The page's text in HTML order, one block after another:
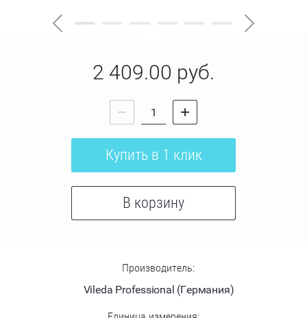
2 409.00 руб.
Купить в 1 клик
В корзину
Производитель:
Vileda Professional (Германия)